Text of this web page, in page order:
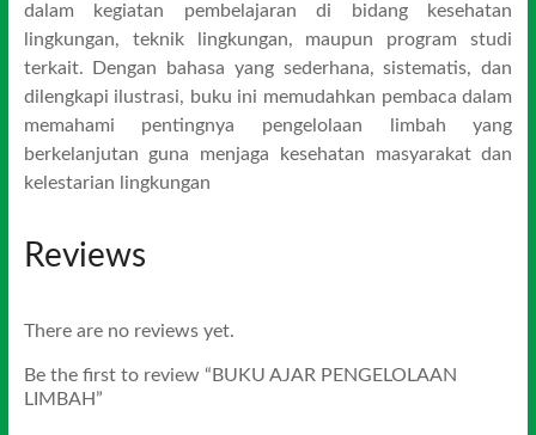
dalam kegiatan pembelajaran di bidang kesehatan
lingkungan, teknik lingkungan, maupun program studi
terkait. Dengan bahasa yang sederhana, sistematis, dan
dilengkapi ilustrasi, buku ini memudahkan pembaca dalam
memahami pentingnya pengelolaan limbah yang
berkelanjutan guna menjaga kesehatan masyarakat dan
kelestarian lingkungan
Reviews
There are no reviews yet.
Be the first to review “BUKU AJAR PENGELOLAAN
LIMBAH”